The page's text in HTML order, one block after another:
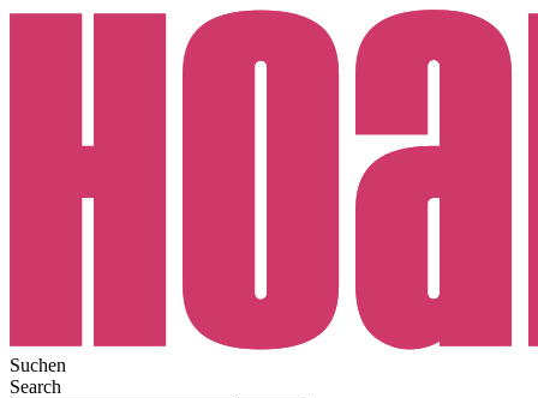
Suchen
Search